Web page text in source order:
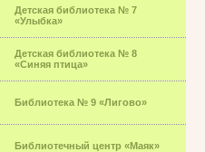
Детская библиотека № 7
«Улыбка»
Детская библиотека № 8
«Синяя птица»
Библиотека № 9 «Лигово»
Библиотечный центр «Маяк»